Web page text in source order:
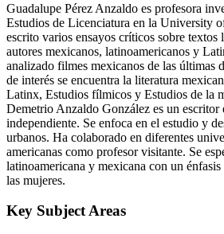
Guadalupe Pérez Anzaldo es profesora
Estudios de Licenciatura en la University
escrito varios ensayos críticos sobre
autores mexicanos, latinoamericanos y
analizado filmes mexicanos de las últimas
de interés se encuentra la literatura
Latinx, Estudios fílmicos y Estudios de la
Demetrio Anzaldo González es un escritor
independiente. Se enfoca en el estudio y
urbanos. Ha colaborado en diferentes
americanas como profesor visitante. Se
latinoamericana y mexicana con un
las mujeres.
Key Subject Areas